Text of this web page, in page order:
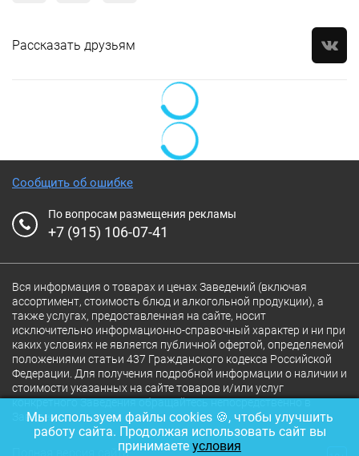
Рассказать друзьям
Сообщить об ошибке
По вопросам размещения рекламы
+7 (915) 106-07-41
Вся информация о товарах и ценах Заведений (включая
ассортимент, стоимость блюд и алкогольной продукции), а
также услугах, предоставленная на сайте, носит
исключительно информационно-справочный характер и ни при
каких условиях не является публичной офертой, определяемой
положениями статьи 437 Гражданского кодекса Российской
Федерации. Для получения подробной информации о наличии и
стоимости указанных на сайте товаров и/или услуг
конкретного Заведения обращайтесь непосредственно в
Заведение.
Полная версия сайта
Мы используем файлы cookies 🍪, чтобы улучшить
работу сайта. Продолжая использовать сайт вы
принимаете условия